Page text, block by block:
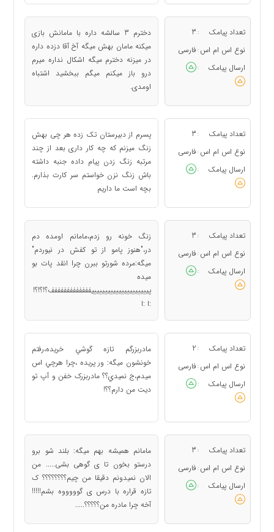
تعداد پیامک :
3
نوع اس ام اس : فارسی
ارسال پیامک
:
دخترم 3 سالشه داره با مامانش بازی
میکنه مامان بهش میگه آخ آقا دزده داره
در میزنه دخترم میگه اشکال نداره میرم
درو باز میکنم میگم ببخشید اشتباه
اومدی.
تعداد پیامک :
3
نوع اس ام اس : فارسی
ارسال پیامک
:
پسرم از دبیرستان تک زده هر چی بهش
زنگ میزنم که چه کار داری بعد از چند
مرتبه زنگ زدن پیام داده جنبه داشته
باش زنگ نزن خواستم سر کارت بذارم.
بچه است ما داریم
تعداد پیامک :
3
نوع اس ام اس : فارسی
ارسال پیامک
:
زنگ خونه رو زدم،مامانم اومده دم
در،"هنوز پامو از تو کفش در نیوردم"
میگه:مرده شورتو ببرن چرا انقد پات بو
میده
پیییییییییییییییییییییففففففففففففف؟!؟!؟!
:ا :ا
تعداد پیامک :
2
نوع اس ام اس : فارسی
ارسال پیامک
:
مادربزرگم تازه گوشي خريده،رفتم
خونشون ميگه: ور پريده ،چرا هرچي اس
ميدم،ج نميدي؟؟ مادربزرک خفن و آپ تو
ديت من دارم؟؟!
تعداد پیامک :
3
نوع اس ام اس : فارسی
ارسال پیامک
:
مامانم همیشه بهم میگه: بلند شو برو
درستو بخون تا ی گوهی بشی..... من
الان نمیدونم دقیقا من چیم؟؟؟؟؟؟؟؟ ک
تازه قراره با درس ی گوووووه بشم!!!!!
آخه چرا مادره من؟؟؟؟؟.....